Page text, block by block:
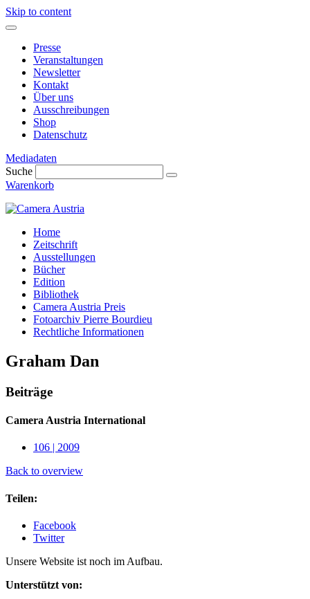
Skip to content
Presse
Veranstaltungen
Newsletter
Kontakt
Über uns
Ausschreibungen
Shop
Datenschutz
Mediadaten
Suche
Warenkorb
Home
Zeitschrift
Ausstellungen
Bücher
Edition
Bibliothek
Camera Austria Preis
Fotoarchiv Pierre Bourdieu
Rechtliche Informationen
Graham Dan
Beiträge
Camera Austria International
106 | 2009
Back to overview
Teilen:
Facebook
Twitter
Unsere Website ist noch im Aufbau.
Unterstützt von: